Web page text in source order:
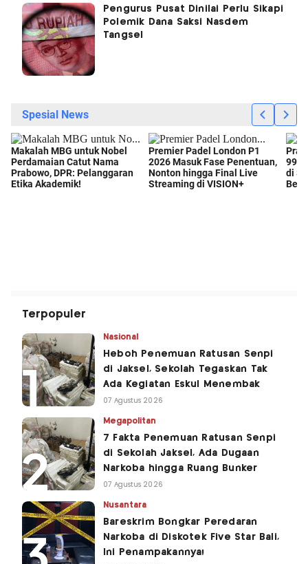
Pengurus Pusat Dinilai Perlu Sikapi
Polemik Dana Saksi Nasdem
Tangsel
Terpopuler
Nasional
Heboh Penemuan Ratusan Senpi
di Jaksel, Sekolah Tegaskan Tak
Ada Kegiatan Eskul Menembak
07 Agustus 2026
Megapolitan
7 Fakta Penemuan Ratusan Senpi
di Sekolah Jaksel, Ada Dugaan
Narkoba hingga Ruang Bunker
07 Agustus 2026
Nusantara
Bareskrim Bongkar Peredaran
Narkoba di Diskotek Five Star Bali,
Ini Penampakannya!